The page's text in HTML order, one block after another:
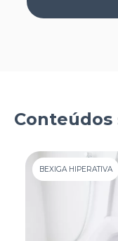
BEXIGA HIPERATIVA